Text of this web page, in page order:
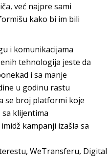
već najpre sami
kako bi im bili
i komunikacijama
tehnologija jeste da
i sa manje
u godinu rastu
se broj platformi koje
klijentima
kampanji izašla sa
,WeTransferu, Digital